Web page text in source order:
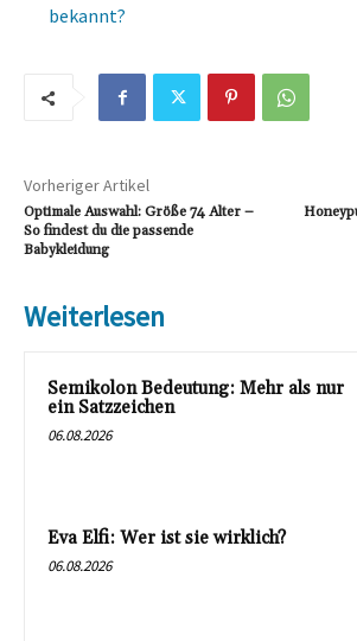
bekannt?
Vorheriger Artikel
Optimale Auswahl: Größe 74 Alter –
So findest du die passende
Babykleidung
Weiterlesen
Semikolon Bedeutung: Mehr als nur
ein Satzzeichen
06.08.2026
Eva Elfi: Wer ist sie wirklich?
06.08.2026